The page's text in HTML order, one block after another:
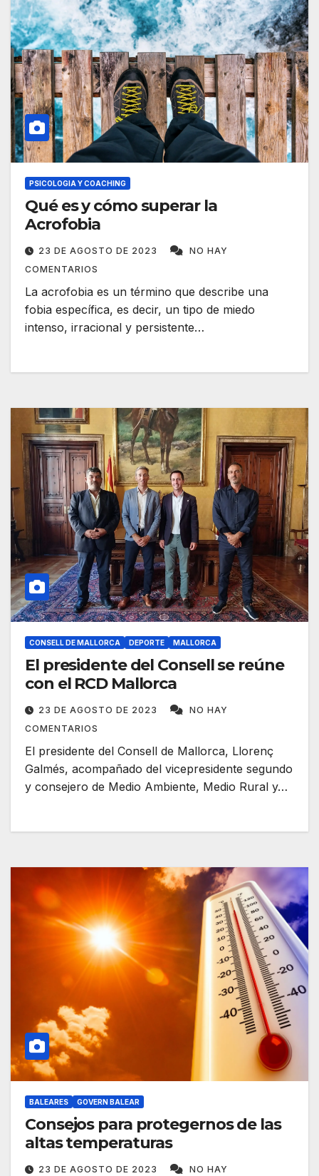
PSICOLOGIA Y COACHING
Qué es y cómo superar la
Acrofobia
23 DE AGOSTO DE 2023
NO HAY
COMENTARIOS
La acrofobia es un término que describe una
fobia específica, es decir, un tipo de miedo
intenso, irracional y persistente…
CONSELL DE MALLORCA DEPORTE MALLORCA
El presidente del Consell se reúne
con el RCD Mallorca
23 DE AGOSTO DE 2023
NO HAY
COMENTARIOS
El presidente del Consell de Mallorca, Llorenç
Galmés, acompañado del vicepresidente segundo
y consejero de Medio Ambiente, Medio Rural y…
BALEARES GOVERN BALEAR
Consejos para protegernos de las
altas temperaturas
23 DE AGOSTO DE 2023
NO HAY